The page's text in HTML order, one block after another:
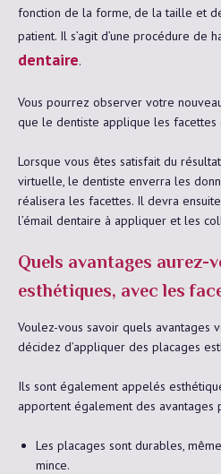
fonction de la forme, de la taille et
patient. Il s’agit d’une procédure de
dentaire.
Vous pourrez observer votre
que le dentiste applique les facettes
Lorsque vous êtes satisfait du
virtuelle, le dentiste enverra les
réalisera les facettes. Il devra
l’émail dentaire à appliquer et les
Quels avantages aurez-
esthétiques, avec les
Voulez-vous savoir quels avantages
décidez d’appliquer des placages
Ils sont également appelés
apportent également des avantages
Les placages sont durables,
mince.